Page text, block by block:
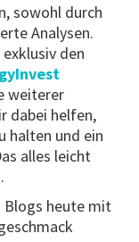
sowohl durch
Analysen.
den
weiterer
dabei helfen,
halten und ein
alles leicht
Blogs heute mit